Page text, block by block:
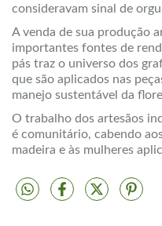
consideravam sinal de
A venda de sua produção
importantes fontes de
pás traz o universo dos
que são aplicados nas
manejo sustentável da
O trabalho dos artesãos
é comunitário, cabendo
madeira e às mulheres